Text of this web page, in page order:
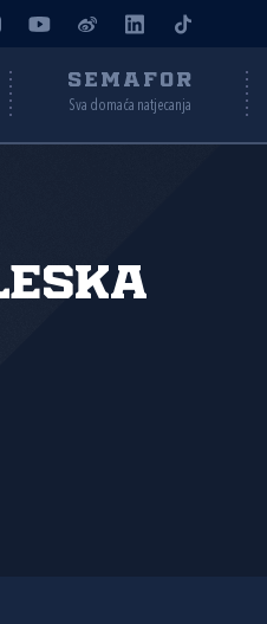
SEMAFOR
Sva domaća natjecanja